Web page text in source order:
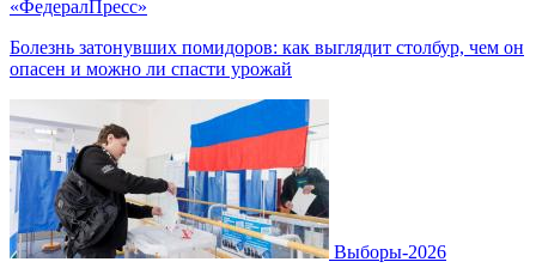
«ФедералПресс»
Болезнь затонувших помидоров: как выглядит столбур, чем он
опасен и можно ли спасти урожай
Выборы-2026